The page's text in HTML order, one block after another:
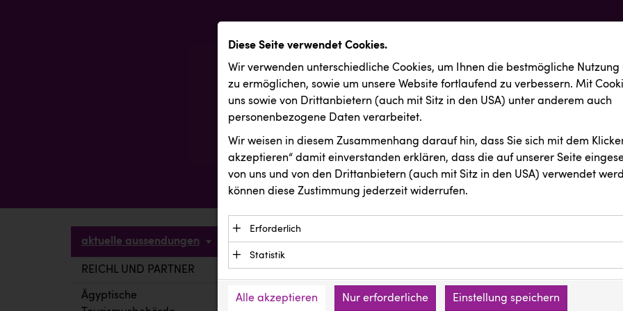
aktuelle aussendungen
REICHL UND PARTNER
Ägyptische
Diese Seite verwendet Cookies.
Wir verwenden unterschiedliche Cookies, um Ihnen die best­mögliche Nutzung
zu ermöglichen, sowie um unsere Website fortlaufend zu verbessern. Mit
uns sowie von Drittanbietern (auch mit Sitz in den USA) unter anderem auch
personenbezogene Daten verarbeitet.
Wir weisen in diesem Zusammenhang darauf hin, dass Sie sich mit dem
akzeptieren“ damit ein­ver­standen erklären, dass die auf unserer Seite
von uns und von den Drittanbietern (auch mit Sitz in den USA) verwendet
können diese Zustimmung jederzeit widerrufen.
Erforderlich
Essenzielle Cookies ermöglichen grundlegende Funktionen und sind für die
Funktion der Website erforderlich. Diese Cookies speichern keine
Daten und werden an keine Dritten übermittelt.
Anbieter: Eigentümer der Website (Erstanbieter)
Statistik
verstehen, wie unsere Besucher unsere Website nutzen.
Alle akzeptieren Nur erforderliche Einstellung speichern